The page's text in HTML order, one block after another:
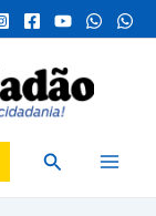
Pesquisar